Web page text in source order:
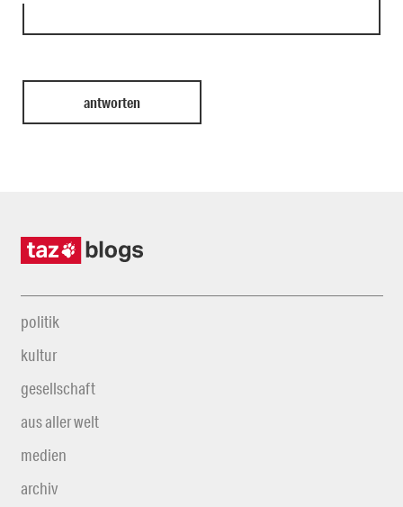
politik
kultur
gesellschaft
aus aller welt
medien
archiv